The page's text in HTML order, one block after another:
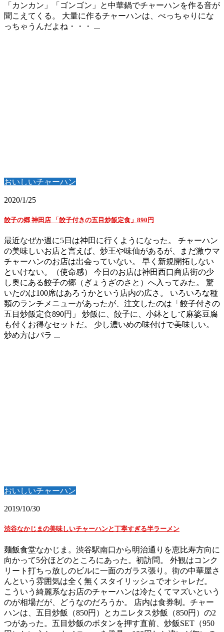
「カンカン」「ゴンゴン」と中華鍋でチャーハンを作る音が
聞こえてくる。 大量に作るチャーハンは、べっちゃりにな
っちゃうんだよね・・・ ...
おいしいチャーハン
2020/1/25
餃子の郷 神田店 「餃子付きの五目炒飯定食」890円
最近なぜか週に5日は神田に行くようになった。 チャーハン
の美味しいお店と言えば、炒王や味仙があるが、まだ激ウマ
チャーハンのお店は出会っていない。 早く新規開拓しない
といけない。（使命感） 今日のお店は神田西口商店街の少
し奥にある餃子の郷（ぎょうざのさと）へ入ってみた。 驚
いたのは100席はあろうかという店内の広さ。 いろいろな種
類のランチメニューがあったが、注文したのは「餃子付きの
五目炒飯定食890円」 炒飯に、餃子に、小鉢として麻婆豆腐
も付くお得なセットだ。 少し濃いめの味付けで美味しい。
炒め方はパラ ...
おいしいチャーハン
2019/10/30
渋谷なかじまの美味しいチャーハンと丁寧すぎる半ラーメン
麺飯食堂なかじま。渋谷駅南口から明治通りを恵比寿方向に
向かって5分ほどのところにあった。初訪問。 外観はコンク
リート打ちっ放しのビルに一面のガラス張り。街の中華屋さ
んという雰囲気は全く無くスタイリッシュでオシャレだ。
こういう綺麗系なお店のチャーハンは冷たくてマズいという
のが相場だが、どうなのだろうか。 店内は食券制。チャー
ハンは、五目炒飯（850円）とカニレタス炒飯（850円）の2
つがあった。五目炒飯のボタンを押す直前、炒飯SET（950